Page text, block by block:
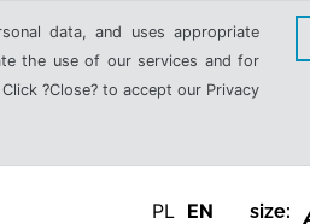
data, and uses appropriate
the use of our services and for
?Close? to accept our Privacy
PL EN size: